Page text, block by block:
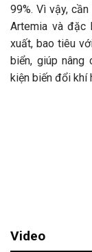
99%. Vì vậy,
Artemia và đặc
xuất, bao tiêu
biển, giúp nâng
kiện biến đổi khí
Video